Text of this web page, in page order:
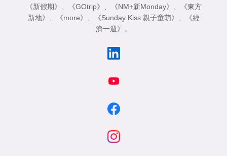
《新假期》
《GOtrip》 《NM+新Monday》
《東方
新地》
《more》 《Sunday Kiss 親子童萌》
《經
濟一週》
。